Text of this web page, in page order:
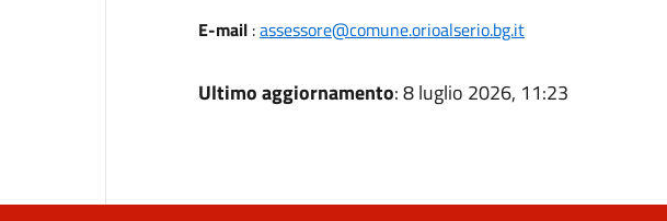
E-mail:assessore@comune.orioalserio.bg.it
Ultimo aggiornamento: 8 luglio 2026, 11:23